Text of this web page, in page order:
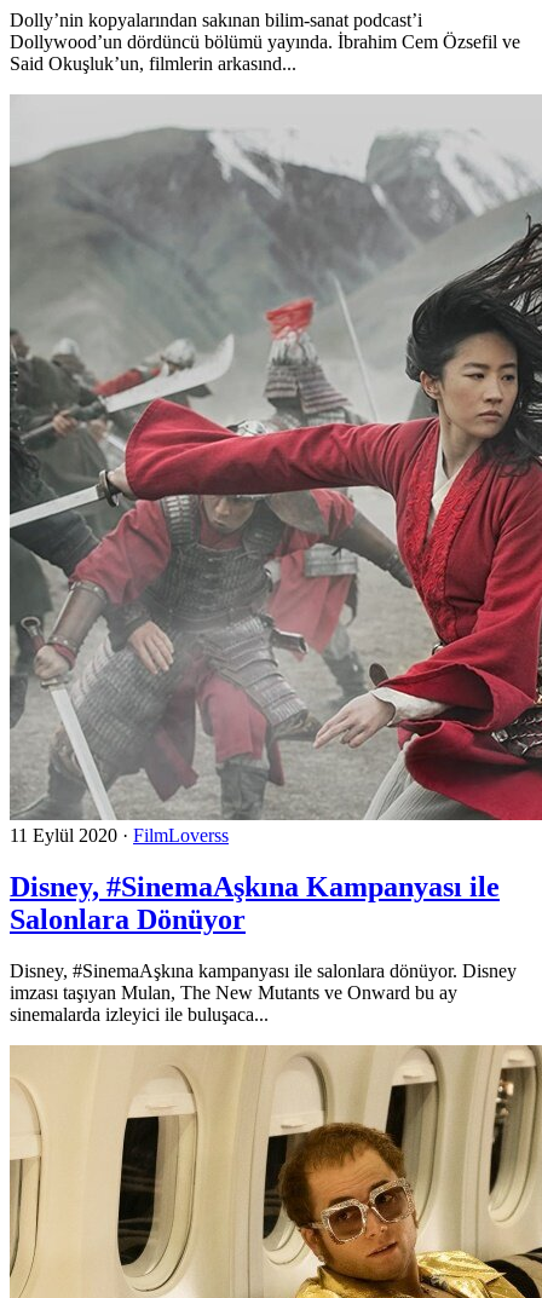
Dolly’nin kopyalarından sakınan bilim-sanat podcast’i
Dollywood’un dördüncü bölümü yayında. İbrahim Cem Özsefil ve
Said Okuşluk’un, filmlerin arkasınd...
11 Eylül 2020 · FilmLoverss
Disney, #SinemaAşkına Kampanyası ile
Salonlara Dönüyor
Disney, #SinemaAşkına kampanyası ile salonlara dönüyor. Disney
imzası taşıyan Mulan, The New Mutants ve Onward bu ay
sinemalarda izleyici ile buluşaca...